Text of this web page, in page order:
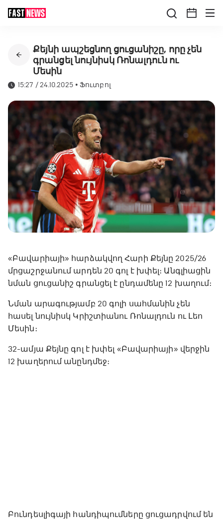
Քեյնի ապշեցնող ցուցանիշը, որը չեն
գրանցել նույնիսկ Ռոնալդուն ու
Մեսին
15:27 / 24.10.2025 •Ֆուտբոլ
«Բավարիայի» հարձակվող Հարի Քեյնը 2025/26
մրցաշրջանում արդեն 20 գոլ է խփել։ Անգլիացին
նման ցուցանիշ գրանցել է ընդամենը 12 խաղում։
Նման արագությամբ 20 գոլի սահմանին չեն
հասել նույնիսկ Կրիշտիանու Ռոնալդուն ու Լեո
Մեսին։
32-ամյա Քեյնը գոլ է խփել «Բավարիայի» վերջին
12 խաղերում անընդմեջ։
Բունդեսլիգայի հանդիպումները ցուցադրվում են